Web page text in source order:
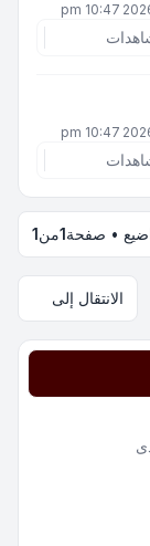
1من1
الانتقال إلى